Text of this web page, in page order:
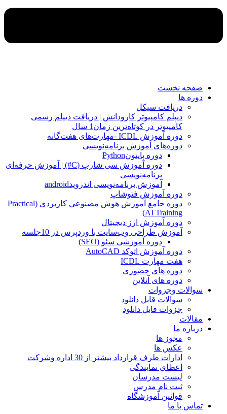
صفحه نخست
دوره ها
دریافت سیکل
دیپلم کامپیوتر کارودانش | دریافت دیپلم رسمی
کامپیوتر در کوتاه‌ترین زمان1 سال
دوره آموزش ICDL -مهارت‌های هفت‌گانه
دوره‌های آموزش برنامه‌نویسی
دوره پایتونPython
دوره آموزش سی شارپ (C#) | آموزش حرفه‌ای
برنامه‌نویسی
آموزش برنامه‌نویسی اندرویدandroid
دوره آموزش فتوشاپ
دوره جامع آموزش هوش مصنوعی کاربردی (Practical
AI Training)
دوره آموزش ارز دیجیتال
آموزش طراحی وب‌سایت با وردپرس در 10جلسه
دوره آموزشی سئو (SEO)
دوره آموزش اتوکد AutoCAD
هفت مهارت ICDL
دوره های حضوری
دوره های آنلاین
سوالات وجزوات
سوالات قابل دانلود
جزوات قابل دانلود
مقالات
درباره ما
مجوز ها
عکس ها
ادارات طرف قرارداد بیشتر از 30 اداره وشرکت
اعطای نمایندگی
لیست مدرسان
ثبت نام مدرس
قوانین آموزشگاه
تماس با ما